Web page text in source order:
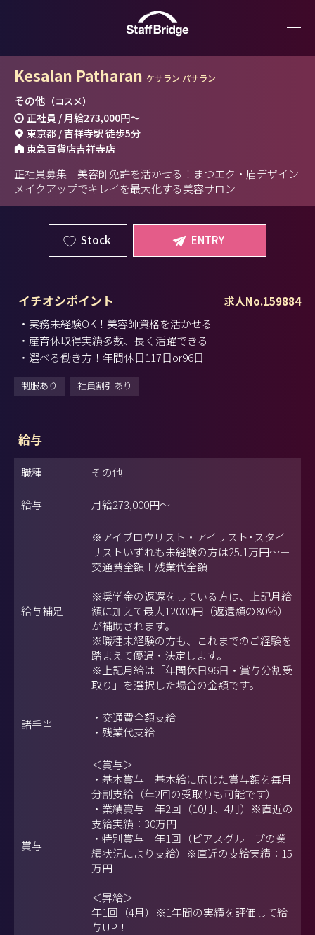
Kesalan Patharan ケサラン パサラン
その他 （コスメ）
正社員 / 月給273,000円～
東京都 / 吉祥寺駅 徒歩5分
東急百貨店吉祥寺店
正社員募集｜美容師免許を活かせる！まつエク・眉デザイン
メイクアップでキレイを最大化する美容サロン
Stock ENTRY
求人No.159884
イチオシポイント
・実務未経験OK！美容師資格を活かせる
・産育休取得実績多数、長く活躍できる
・選べる働き方！年間休日117日or96日
制服あり 社員割引あり
給与
職種 その他
給与 月給273,000円～
給与補足
※アイブロウリスト・アイリスト･スタイ
リストいずれも未経験の方は25.1万円～＋
交通費全額＋残業代全額
※奨学金の返還をしている方は、上記月給
額に加えて最大12000円（返還額の80％）
が補助されます。
※職種未経験の方も、これまでのご経験を
踏まえて優遇・決定します。
※上記月給は「年間休日96日・賞与分割受
取り」を選択した場合の金額です。
諸手当
・交通費全額支給
・残業代支給
賞与
＜賞与＞
・基本賞与 基本給に応じた賞与額を毎月
分割支給（年2回の受取りも可能です）
・業績賞与 年2回（10月、4月）※直近の
支給実績：30万円
・特別賞与 年1回（ピアスグループの業
績状況により支給）※直近の支給実績：15
万円
＜昇給＞
年1回（4月）※1年間の実績を評価して給
与UP！